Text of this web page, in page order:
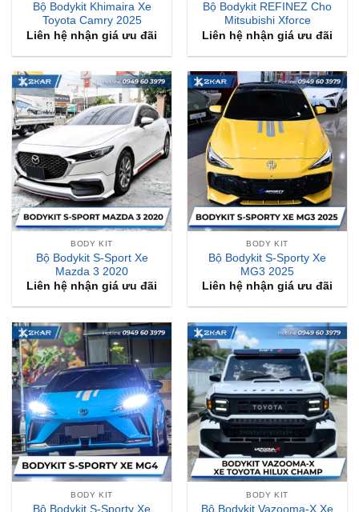
Bộ Bodykit Khimaira Xe
Toyota Camry 2025
Liên hệ nhận giá ưu đãi
Bộ Bodykit REFINEZ Cho
Mitsubishi Xforce
Liên hệ nhận giá ưu đãi
BODY KIT
Bộ Bodykit S-Sport Xe
Mazda 3 2020
Liên hệ nhận giá ưu đãi
BODY KIT
Bộ Bodykit S-Sporty Xe
MG3 2025
Liên hệ nhận giá ưu đãi
BODY KIT
Bộ Bodykit S-Sporty Xe
BODY KIT
Bộ Bodykit Vazooma-X Xe